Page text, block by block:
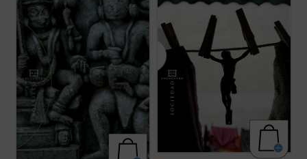
desmitificadora, deja también en ...
ficha)
cultural. Ideas y políticas como la ...(ver